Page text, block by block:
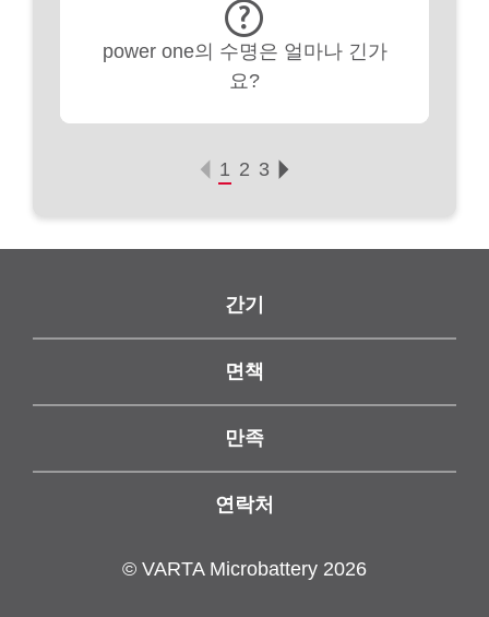
power one의 수명은 얼마나 긴가
요?
간기
면책
만족
연락처
© VARTA Microbattery 2026